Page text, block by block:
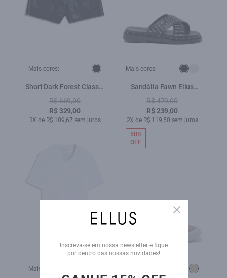
Mais cores:
Short Dark Forest Classic
Lav.Stone
C/Reb.+luv.Lase
R$ 669,00
R$ 329,00
3X de R$ 109,67 sem juros
Mais cores:
Sandália Fawn Ellus
Preto
R$ 479,00
R$ 239,00
2X de R$ 119,50 sem juros
Mais cores:
50%
OFF
Close
Inscreva-se em nossa newsletter e fique
por dentro das nossas novidades!